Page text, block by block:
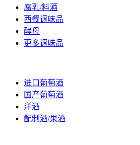
腐乳/料酒
西餐调味品
酵母
更多调味品
进口葡萄酒
国产葡萄酒
洋酒
配制酒/果酒